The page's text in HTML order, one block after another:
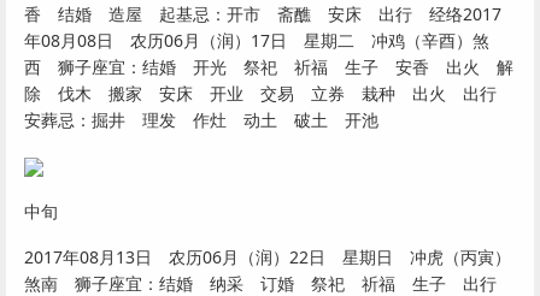
香 结婚 造屋 起基忌：开市 斋醮 安床 出行 经络2017
年08月08日 农历06月（润）17日 星期二 冲鸡（辛酉）煞
西 狮子座宜：结婚 开光 祭祀 祈福 生子 安香 出火 解
除 伐木 搬家 安床 开业 交易 立券 栽种 出火 出行
安葬忌：掘井 理发 作灶 动土 破土 开池
中旬
2017年08月13日 农历06月（润）22日 星期日 冲虎（丙寅）
煞南 狮子座宜：结婚 纳采 订婚 祭祀 祈福 生子 出行